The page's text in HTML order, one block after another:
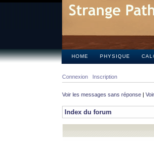
HOME PHYSIQUE
Connexion Inscription
Voir les messages sans réponse |
Index du forum